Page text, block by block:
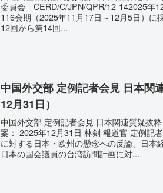
委員会 CERD/C/JPN/QPR/12-142025年
116会期（2025年11月17日～12月5日）に
12回から第14回...
中国外交部 定例記者会見 日本関
12月31日）
中国外交部 定例記者会見 日本関連質疑抜
案： 2025年12月31日 林剣 報道官 定例記
に対する日本・欧州の懸念への反論、日本
日本の国会議員の台湾訪問計画に対...